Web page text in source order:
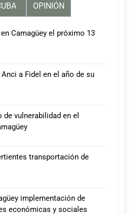
OPINIÓN
Camagüey el próximo 13
a Fidel en el año de su
de vulnerabilidad en el
transportación de
implementación de
económicas y sociales